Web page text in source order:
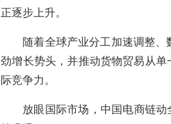
正逐步上升。
随着全球产业分工加速调整
劲增长势头，并推动货物贸易从单
际竞争力。
放眼国际市场，中国电商链